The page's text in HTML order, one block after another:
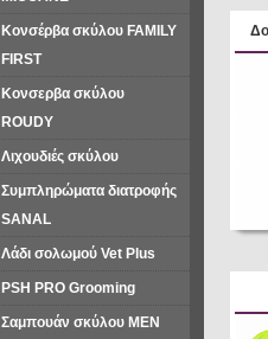
Κονσέρβα σκύλου FAMILY
FIRST
Κονσερβα σκύλου
ROUDY
Λιχουδιές σκύλου
Συμπληρώματα διατροφής
SANAL
Λάδι σολωμού Vet Plus
PSH PRO Grooming
Σαμπουάν σκύλου MEN